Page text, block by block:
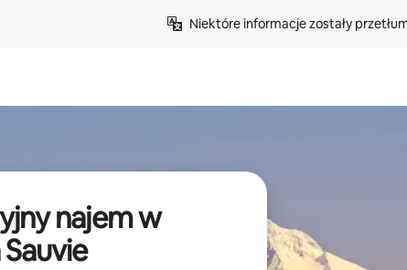
Niektóre informacje zostały
najem w